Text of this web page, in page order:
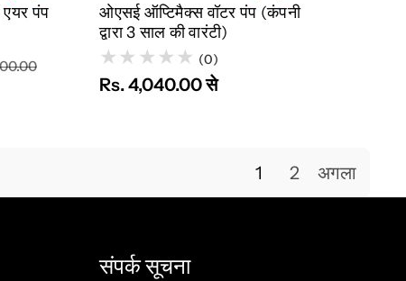
पंप
ओएसई ऑप्टिमैक्स वॉटर पंप (कंपनी
द्वारा 3 साल की वारंटी)
(0)
Rs. 4,040.00 से
1 2 अगला
संपर्क सूचना